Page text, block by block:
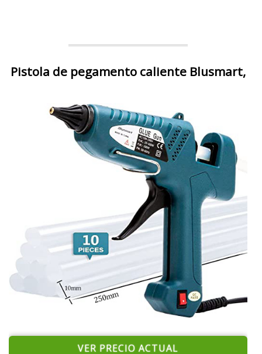
Pistola de pegamento caliente Blusmart,
VER PRECIO ACTUAL